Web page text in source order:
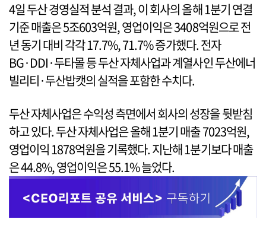
4일 두산 경영실적 분석 결과, 이 회사의 올해 1분기 연결
기준 매출은 5조603억원, 영업이익은 3408억원으로 전
년 동기 대비 각각 17.7%, 71.7% 증가했다. 전자
BG·DDI·두타몰 등 두산 자체사업과 계열사인 두산에너
빌리티·두산밥캣의 실적을 포함한 수치다.
두산 자체사업은 수익성 측면에서 회사의 성장을 뒷받침
하고 있다. 두산 자체사업은 올해 1분기 매출 7023억원,
영업이익 1878억원을 기록했다. 지난해 1분기보다 매출
은 44.8%, 영업이익은 55.1% 늘었다.